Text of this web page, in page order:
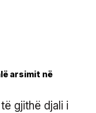
gjithë djali i